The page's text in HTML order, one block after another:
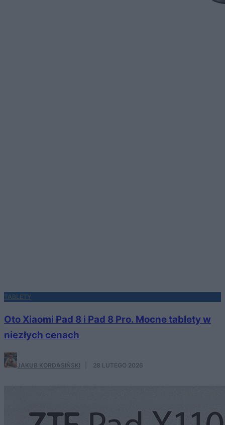
TABLETY
Oto Xiaomi Pad 8 i Pad 8 Pro. Mocne tablety w
niezłych cenach
JAKUB KORDASIŃSKI 28 LUTEGO 2026